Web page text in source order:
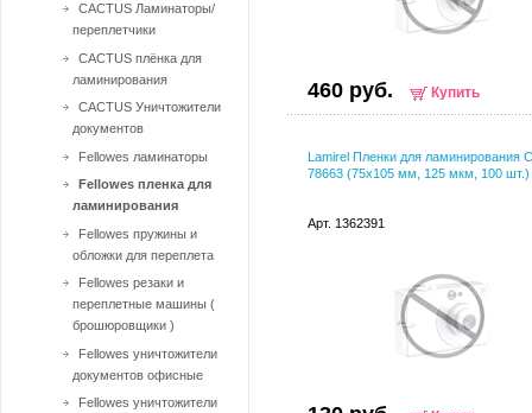
460 руб. Купить
Lamirel Пленки для ламинирования
78663 (75х105 мм, 125 мкм, 100 шт.)
Арт. 1362391
CACTUS Ламинаторы/
переплетчики
CACTUS плёнка для
ламинирования
CACTUS Уничтожители
документов
Fellowes ламинаторы
Fellowes пленка для
ламинирования
Fellowes пружины и
обложки для переплета
Fellowes резаки и
переплетные машины (
брошюровщики )
Fellowes уничтожители
документов офисные
Fellowes уничтожители